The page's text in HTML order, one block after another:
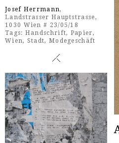
Josef Herrmann,
Landstrasser Hauptstrasse,
1030 Wien # 23/05/18
Tags: Handschrift, Papier,
Wien, Stadt, Modegeschäft